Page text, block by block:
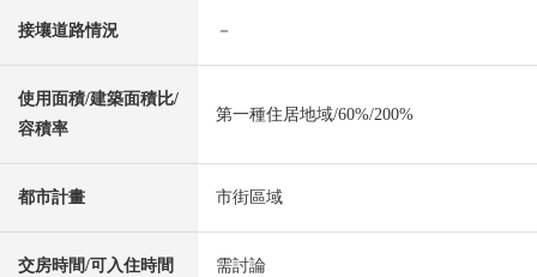
接壤道路情況 －
使用面積/建築面積比/
容積率
第一種住居地域/60%/200%
都市計畫 市街區域
交房時間/可入住時間 需討論